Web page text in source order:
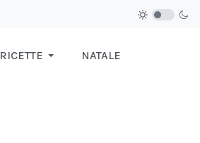
RICETTE NATALE